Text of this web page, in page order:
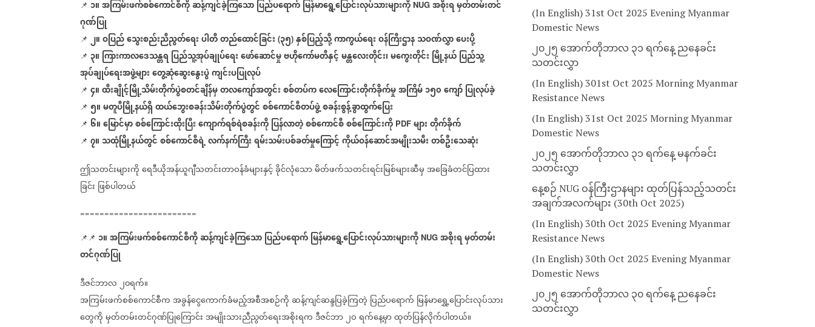
📌 ၁။အကြမ်းဖက်စစ်ကောင်စီကိုဆန့်ကျင်ခဲ့ကြသောပြည်ပရောက်မြန်မာရွေ့ပြောင်းလုပ်သားများကို NUG အစိုးရမှတ်တမ်းတင်
ဂုဏ်ပြု
📌 ၂။ဝပြည်သွေးစည်းညီညွတ်ရေးပါတီတည်ထောင်ခြင်း (၃၅) နှစ်ပြည့်သို့ကာကွယ်ရေးဝန်ကြီးဌာနသဝဏ်လွှာပေးပို့
📌 ၃။ ကြားကာလဒေသန္တရ ပြည်သူ့အုပ်ချုပ်ရေးဖော်ဆောင်မှုဗဟိုကော်မတီနှင့်မန္တလေးတိုင်း၊မကွေးတိုင်း မြို့နယ်ပြည်သူ့
အုပ်ချုပ်ရေးအဖွဲ့များတွေ့ဆုံဆွေးနွေးပွဲကျင်းပပြုလုပ်
📌 ၄။ထီးချိုင့်မြို့သိမ်းတိုက်ပွဲစတင်ချိန်မှတလကျော်အတွင်းစစ်တပ်ကလေကြောင်းတိုက်ခိုက်မှုအကြိမ်၁၅၀ကျော်ပြုလုပ်ခဲ့
📌 ၅။မတူပီမြို့နယ်ရှိထယ်ဘွေးစခန်းသိမ်းတိုက်ပွဲတွင်စစ်ကောင်စီတပ်ဖွဲ့စခန်းစွန့်ခွာထွက်ပြေး
📌 ၆။မြောင်မှာစစ်ကြောင်းထိုးပြီးကျောက်ရစ်ရဲစခန်းကိုပြန်လာတဲ့စစ်ကောင်စီစစ်ကြောင်းကို PDF များတိုက်ခိုက်
📌 ၇။သထုံမြို့နယ်တွင်စစ်ကောင်စီရဲ့လက်နက်ကြီးရမ်းသမ်းပစ်ခတ်မှုကြောင့်ကိုယ်ဝန်ဆောင်အမျိုးသမီးတစ်ဦးသေဆုံး
ဤသတင်းများကိုရေဒီယိုအန်ယူဂျီသတင်းတာဝန်ခံများနှင့်ခိုင်လုံသောမိတ်ဖက်သတင်းရင်းမြစ်များဆီမှအခြေခံတင်ပြထား
ခြင်း ဖြစ်ပါတယ်
========================
📌📌 ၁။အကြမ်းဖက်စစ်ကောင်စီကိုဆန့်ကျင်ခဲ့ကြသောပြည်ပရောက်မြန်မာရွေ့ပြောင်းလုပ်သားများကို NUG အစိုးရမှတ်တမ်း
တင်ဂုဏ်ပြု
ဒီဇင်ဘာလ၂၀ရက်။
အကြမ်းဖက်စစ်ကောင်စီကအခွန်ငွေကောက်ခံမည့်အစီအစဉ်ကိုဆန့်ကျင်ဆန္ဒပြခဲ့ကြတဲ့ ပြည်ပရောက် မြန်မာရွှေ့ပြောင်းလုပ်သား
တွေကိုမှတ်တမ်းတင်ဂုဏ်ပြုကြောင်းအမျိုးသားညီညွတ်ရေးအစိုးရကဒီဇင်ဘာ၂ဝရက်နေ့မှာထုတ်ပြန်လိုက်ပါတယ်။
(In English) 31st Oct 2025 Evening Myanmar
Domestic News
၂၀၂၅ အောက်တိုဘာလ ၃၁ ရက်နေ့ ညနေခင်း
သတင်းလွှာ
(In English) 301st Oct 2025 Morning Myanmar
Resistance News
(In English) 31st Oct 2025 Morning Myanmar
Domestic News
၂၀၂၅ အောက်တိုဘာလ ၃၁ ရက်နေ့ မနက်ခင်း
သတင်းလွှာ
နေ့စဉ် NUG ဝန်ကြီးဌာနများ ထုတ်ပြန်သည့်သတင်း
အချက်အလက်များ (30th Oct 2025)
(In English) 30th Oct 2025 Evening Myanmar
Resistance News
(In English) 30th Oct 2025 Evening Myanmar
Domestic News
၂၀၂၅ အောက်တိုဘာလ ၃၀ ရက်နေ့ ညနေခင်း
သတင်းလွှာ